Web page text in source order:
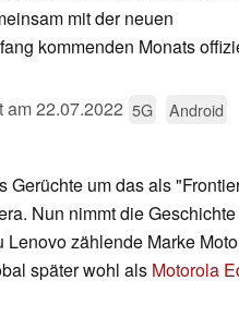
mit der neuen
kommenden Monats
am22.07.2022 5G
Android
Gerüchte um das als
Nun nimmt die
zählende Marke
später wohl als Motorola